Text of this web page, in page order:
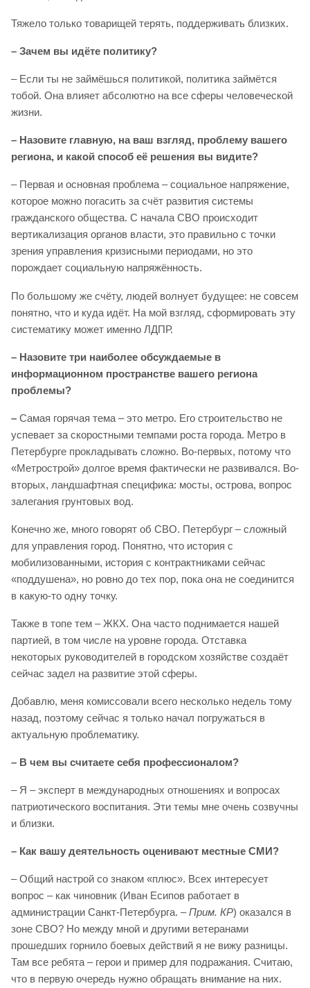
Тяжело только товарищей терять, поддерживать близких.
– Зачем вы идёте политику?
– Если ты не займёшься политикой, политика займётся
тобой. Она влияет абсолютно на все сферы человеческой
жизни.
– Назовите главную, на ваш взгляд, проблему вашего
региона, и какой способ её решения вы видите?
– Первая и основная проблема – социальное напряжение,
которое можно погасить за счёт развития системы
гражданского общества. С начала СВО происходит
вертикализация органов власти, это правильно с точки
зрения управления кризисными периодами, но это
порождает социальную напряжённость.
По большому же счёту, людей волнует будущее: не совсем
понятно, что и куда идёт. На мой взгляд, сформировать эту
систематику может именно ЛДПР.
– Назовите три наиболее обсуждаемые в
информационном пространстве вашего региона
проблемы?
– Самая горячая тема – это метро. Его строительство не
успевает за скоростными темпами роста города. Метро в
Петербурге прокладывать сложно. Во-первых, потому что
«Метрострой» долгое время фактически не развивался. Во-
вторых, ландшафтная специфика: мосты, острова, вопрос
залегания грунтовых вод.
Конечно же, много говорят об СВО. Петербург – сложный
для управления город. Понятно, что история с
мобилизованными, история с контрактниками сейчас
«поддушена», но ровно до тех пор, пока она не соединится
в какую-то одну точку.
Также в топе тем – ЖКХ. Она часто поднимается нашей
партией, в том числе на уровне города. Отставка
некоторых руководителей в городском хозяйстве создаёт
сейчас задел на развитие этой сферы.
Добавлю, меня комиссовали всего несколько недель тому
назад, поэтому сейчас я только начал погружаться в
актуальную проблематику.
– В чем вы считаете себя профессионалом?
– Я – эксперт в международных отношениях и вопросах
патриотического воспитания. Эти темы мне очень созвучны
и близки.
– Как вашу деятельность оценивают местные СМИ?
– Общий настрой со знаком «плюс». Всех интересует
вопрос – как чиновник (Иван Есипов работает в
администрации Санкт-Петербурга. –Прим. КР) оказался в
зоне СВО? Но между мной и другими ветеранами
прошедших горнило боевых действий я не вижу разницы.
Там все ребята – герои и пример для подражания. Считаю,
что в первую очередь нужно обращать внимание на них.